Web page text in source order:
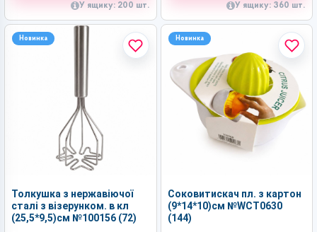
У ящику: 200 шт. У ящику: 360 шт.
Новинка
Толкушка з нержавіючої
сталі з візерунком. в кл
(25,5*9,5)см №100156 (72)
Новинка
Соковитискач пл. з картон
(9*14*10)см №WCT0630
(144)